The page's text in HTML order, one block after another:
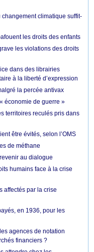
climatique suffit-
les droits des enfants
les violations des droits
dans des librairies
à la liberté d’expression
la percée antivax
économie de guerre »
territoires reculés pris dans
être évités, selon l’OMS
de méthane
au dialogue
humains face à la crise
affectés par la crise
en 1936, pour les
agences de notation
financiers ?